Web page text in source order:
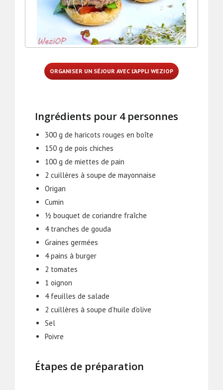
Ingrédients pour 4 personnes
300 g de haricots rouges en boîte
150 g de pois chiches
100 g de miettes de pain
2 cuillères à soupe de mayonnaise
Origan
Cumin
½ bouquet de coriandre fraîche
4 tranches de gouda
Graines germées
4 pains à burger
2 tomates
1 oignon
4 feuilles de salade
2 cuillères à soupe d’huile d’olive
Sel
Poivre
ORGANISER UN SÉJOUR AVEC L'APPLI WEZIOP
Étapes de préparation